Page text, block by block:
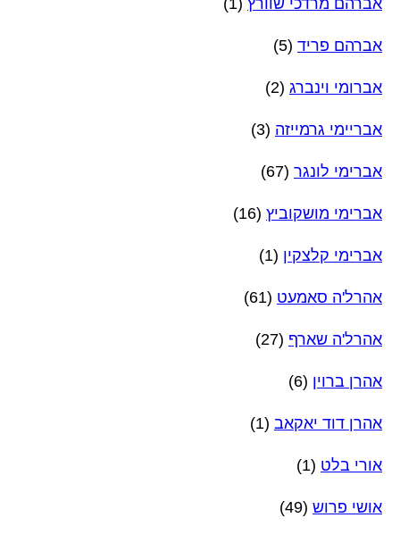
אברהם פריד (5)
אברומי וינברג (2)
אבריימי גרמייזה (3)
אברימי לונגר (67)
אברימי מושקוביץ (16)
אברימי קלצקין (1)
אהרל'ה סאמעט (61)
אהרל'ה שארף (27)
אהרן ברוין (6)
אהרן דוד יאקאב (1)
אורי בלט (1)
אושי פרוש (49)